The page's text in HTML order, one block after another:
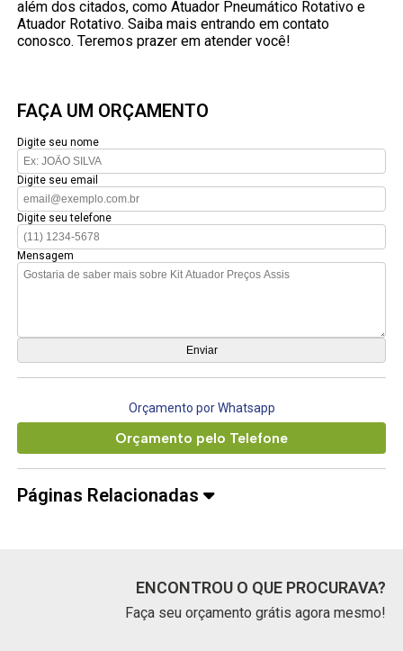
além dos citados, como Atuador Pneumático Rotativo e
Atuador Rotativo. Saiba mais entrando em contato
conosco. Teremos prazer em atender você!
FAÇA UM ORÇAMENTO
Digite seu nome
Digite seu email
Digite seu telefone
Mensagem
Orçamento por Whatsapp
Orçamento pelo Telefone
Páginas Relacionadas
ENCONTROU O QUE PROCURAVA?
Faça seu orçamento grátis agora mesmo!